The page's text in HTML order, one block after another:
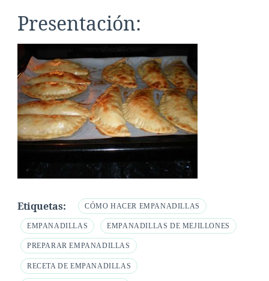
Presentación:
Etiquetas: CÓMO HACER EMPANADILLAS
EMPANADILLAS EMPANADILLAS DE MEJILLONES
PREPARAR EMPANADILLAS
RECETA DE EMPANADILLAS